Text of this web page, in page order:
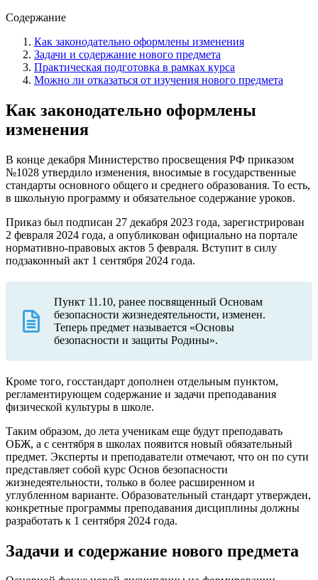
Содержание
Как законодательно оформлены изменения
Задачи и содержание нового предмета
Практическая подготовка в рамках курса
Можно ли отказаться от изучения нового предмета
Как законодательно оформлены
изменения
В конце декабря Министерство просвещения РФ приказом
№1028 утвердило изменения, вносимые в государственные
стандарты основного общего и среднего образования. То есть,
в школьную программу и обязательное содержание уроков.
Приказ был подписан 27 декабря 2023 года, зарегистрирован
2 февраля 2024 года, а опубликован официально на портале
нормативно-правовых актов 5 февраля. Вступит в силу
подзаконный акт 1 сентября 2024 года.
Пункт 11.10, ранее посвященный Основам
безопасности жизнедеятельности, изменен.
Теперь предмет называется «Основы
безопасности и защиты Родины».
Кроме того, госстандарт дополнен отдельным пунктом,
регламентирующем содержание и задачи преподавания
физической культуры в школе.
Таким образом, до лета ученикам еще будут преподавать
ОБЖ, а с сентября в школах появится новый обязательный
предмет. Эксперты и преподаватели отмечают, что он по сути
представляет собой курс Основ безопасности
жизнедеятельности, только в более расширенном и
углубленном варианте. Образовательный стандарт утвержден,
конкретные программы преподавания дисциплины должны
разработать к 1 сентября 2024 года.
Задачи и содержание нового предмета